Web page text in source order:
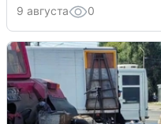
9 августа 0